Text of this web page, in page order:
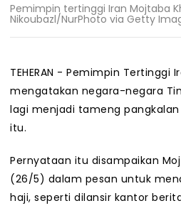
Pemimpin tertinggi Iran Mojtaba
Nikoubazl/NurPhoto via Getty
TEHERAN - Pemimpin Tertinggi
mengatakan negara-negara
lagi menjadi tameng pangkalan
itu.
Pernyataan itu disampaikan
(26/5) dalam pesan untuk
haji, seperti dilansir kantor